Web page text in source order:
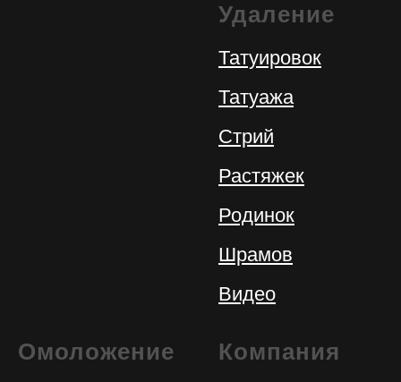
Удаление
Татуировок
Татуажа
Стрий
Растяжек
Родинок
Шрамов
Видео
Омоложение Компания